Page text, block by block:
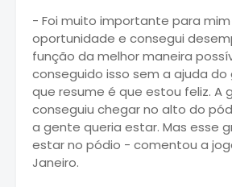
- Foi muito importante para
oportunidade e consegui
função da melhor maneira
conseguido isso sem a ajuda do
que resume é que estou feliz. A
conseguiu chegar no alto do
a gente queria estar. Mas esse
estar no pódio - comentou a
Janeiro.